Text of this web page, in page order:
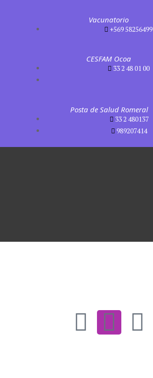
Vacunatorio
+569 58256499
CESFAM Ocoa
33 2 48 01 00
Posta de Salud Romeral
33 2 480137
989207414